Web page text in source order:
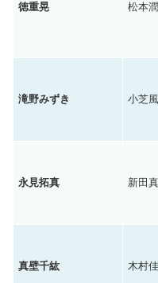
徳重晃 松本
滝野みずき 小芝
永見拓真 新田
真壁千紘 木村